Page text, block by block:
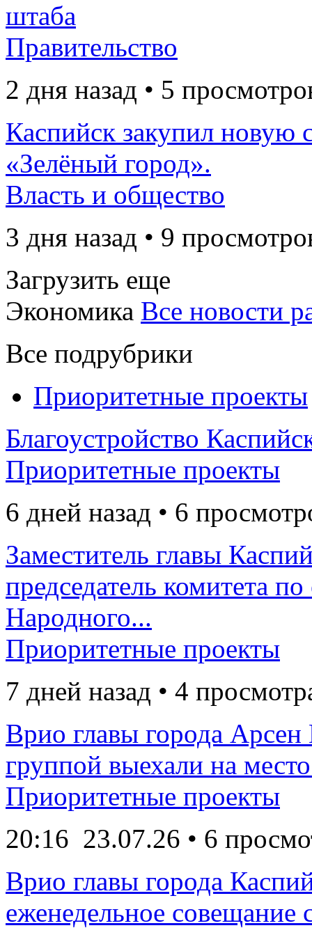
штаба
Правительство
2 дня назад • 5
Каспийск закупил
«Зелёный город».
Власть и общество
3 дня назад • 9
Загрузить еще
Экономика Все новости
Все подрубрики
Приоритетные проекты
Благоустройство
Приоритетные проекты
6 дней назад • 6
Заместитель главы
председатель комитета
Народного...
Приоритетные проекты
7 дней назад • 4
Врио главы города
группой выехали на
Приоритетные проекты
20:16 23.07.26 • 6
Врио главы города
еженедельное совещание